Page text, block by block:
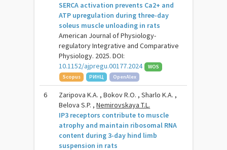
SERCA activation prevents Ca2+ and
ATP upregulation during three-day
soleus muscle unloading in rats
American Journal of Physiology-
regulatory Integrative and Comparative
Physiology. 2025. DOI:
10.1152/ajpregu.00177.2024
WOS
Scopus
РИНЦ OpenAlex
6
Zaripova K.A. , Bokov R.O. , Sharlo K.A. ,
Belova S.P. ,Nemirovskaya T.L.
IP3 receptors contribute to muscle
atrophy and maintain ribosomal RNA
content during 3-day hind limb
suspension in rats